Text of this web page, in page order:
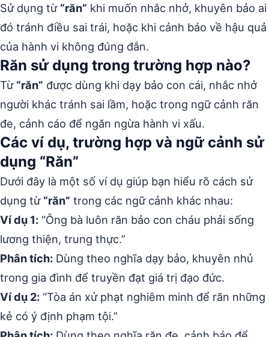
Sử dụng từ “răn” khi muốn nhắc nhở, khuyên bảo ai
đó tránh điều sai trái, hoặc khi cảnh báo về hậu quả
của hành vi không đúng đắn.
Răn sử dụng trong trường hợp nào?
Từ “răn” được dùng khi dạy bảo con cái, nhắc nhở
người khác tránh sai lầm, hoặc trong ngữ cảnh răn
đe, cảnh cáo để ngăn ngừa hành vi xấu.
Các ví dụ, trường hợp và ngữ cảnh sử
dụng “Răn”
Dưới đây là một số ví dụ giúp bạn hiểu rõ cách sử
dụng từ “răn” trong các ngữ cảnh khác nhau:
Ví dụ 1: “Ông bà luôn răn bảo con cháu phải sống
lương thiện, trung thực.”
Phân tích: Dùng theo nghĩa dạy bảo, khuyên nhủ
trong gia đình để truyền đạt giá trị đạo đức.
Ví dụ 2: “Tòa án xử phạt nghiêm minh để răn những
kẻ có ý định phạm tội.”